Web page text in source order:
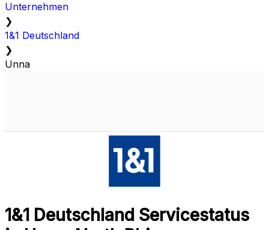
Unternehmen
❯
1&1 Deutschland
❯
Unna
1&1 Deutschland Servicestatus